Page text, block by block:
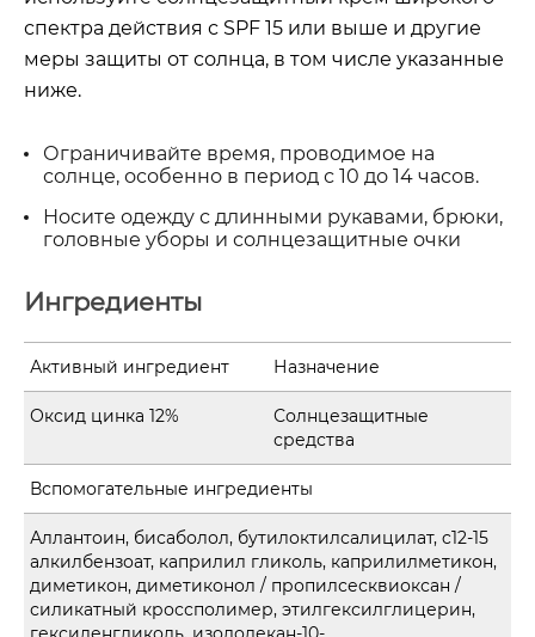
спектра действия с SPF 15 или выше и другие
меры защиты от солнца, в том числе указанные
ниже.
Ограничивайте время, проводимое на
солнце, особенно в период с 10 до 14 часов.
Носите одежду с длинными рукавами, брюки,
головные уборы и солнцезащитные очки
Ингредиенты
Активный ингредиент Назначение
Оксид цинка 12%
Солнцезащитные
средства
Вспомогательные ингредиенты
Аллантоин, бисаболол, бутилоктилсалицилат, c12-15
алкилбензоат, каприлил гликоль, каприлилметикон,
диметикон, диметиконол / пропилсесквиоксан /
силикатный кроссполимер, этилгексилглицерин,